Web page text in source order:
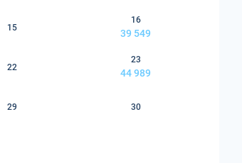
15
16
39 549
22
23
44 989
29 30